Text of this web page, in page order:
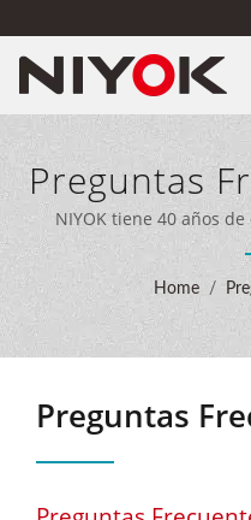
Preguntas
NIYOK tiene 40 años
Home /
Preguntas